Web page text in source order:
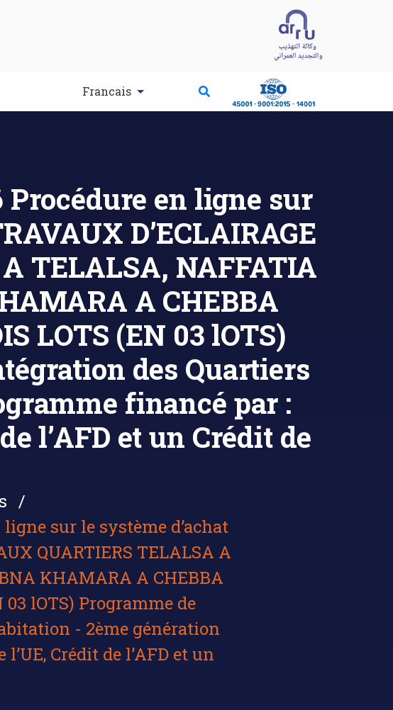
Francais
Procédure en ligne sur
D’ECLAIRAGE
TELALSA, NAFFATIA
A CHEBBA
LOTS (EN 03 lOTS)
des Quartiers
financé par :
l’AFD et un Crédit de
ligne sur le système d’achat
QUARTIERS TELALSA A
KHAMARA A CHEBBA
03 lOTS) Programme de
- 2ème génération
Crédit de l’AFD et un